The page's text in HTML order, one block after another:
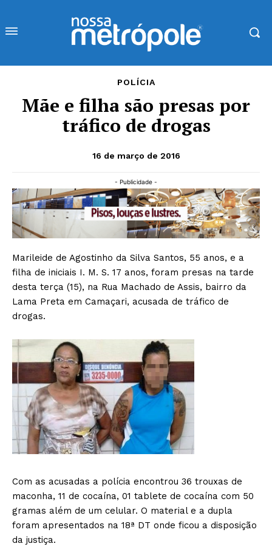
POLÍCIA
Mãe e filha são presas por
tráfico de drogas
16 de março de 2016
- Publicidade -
Marileide de Agostinho da Silva Santos, 55 anos, e a
filha de iniciais I. M. S. 17 anos, foram presas na tarde
desta terça (15), na Rua Machado de Assis, bairro da
Lama Preta em Camaçari, acusada de tráfico de
drogas.
Com as acusadas a polícia encontrou 36 trouxas de
maconha, 11 de cocaína, 01 tablete de cocaína com 50
gramas além de um celular. O material e a dupla
foram apresentados na 18ª DT onde ficou a disposição
da justiça.